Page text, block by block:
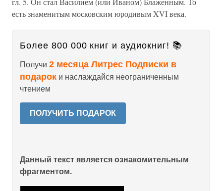
есть знаменитым московским юродивым XVI века.
Более 800 000 книг и аудиокниг! 📚
Получи 2 месяца Литрес Подписки в
подарок и наслаждайся неограниченным
чтением
ПОЛУЧИТЬ ПОДАРОК
Данный текст является ознакомительным
фрагментом.